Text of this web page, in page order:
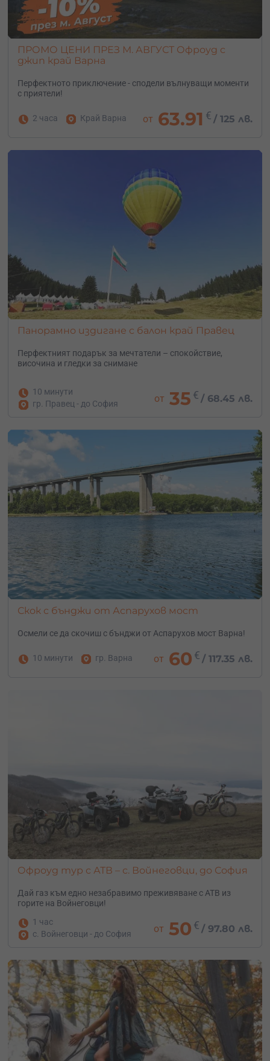
ПРОМО ЦЕНИ ПРЕЗ М. АВГУСТ Офроуд с
джип край Варна
Перфектното приключение - сподели вълнуващи моменти
с приятели!
2 часа Край Варна от 63.91 € /125 лв.
Панорамно издигане с балон край Правец
Перфектният подарък за мечтатели – спокойствие,
височина и гледки за снимане
10 минути
гр. Правец - до София
от 35 € / 68.45 лв.
Скок с бънджи от Аспарухов мост
Осмели се да скочиш с бънджи от Аспарухов мост Варна!
10 минути гр. Варна от 60 € /117.35 лв.
Офроуд тур с АТВ – с. Войнеговци, до София
Дай газ към едно незабравимо преживяване с АТВ из
горите на Войнеговци!
1 час
с. Войнеговци - до София
от 50 € /97.80 лв.